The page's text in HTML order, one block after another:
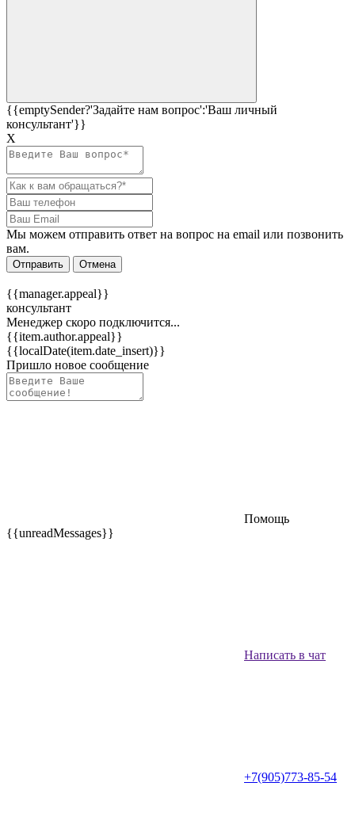
{{emptySender?'Задайте нам вопрос':'Ваш личный
консультант'}}
Х
Мы можем отправить ответ на вопрос на email или позвонить
вам.
Отправить Отмена
{{manager.appeal}}
консультант
Менеджер скоро подключится...
{{item.author.appeal}}
{{localDate(item.date_insert)}}
Пришло новое сообщение
Помощь
{{unreadMessages}}
Написать в чат
+7(905)773-85-54